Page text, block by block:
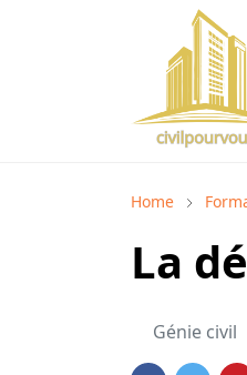
Home
La
Génie civil